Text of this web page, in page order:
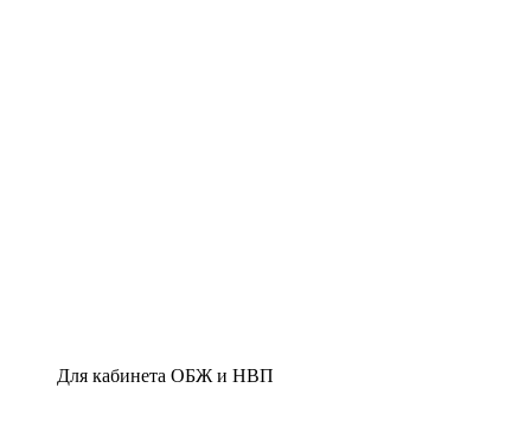
Для кабинета ОБЖ и НВП